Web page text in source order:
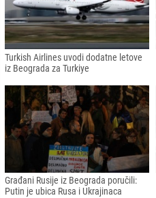
Turkish Airlines uvodi dodatne letove
iz Beograda za Turkiye
Građani Rusije iz Beograda poručili:
Putin je ubica Rusa i Ukrajinaca